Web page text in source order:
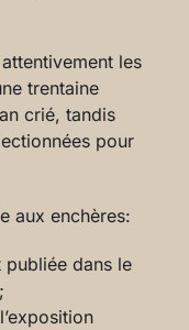
les
trentaine
crié, tandis
pour
aux enchères:
dans le